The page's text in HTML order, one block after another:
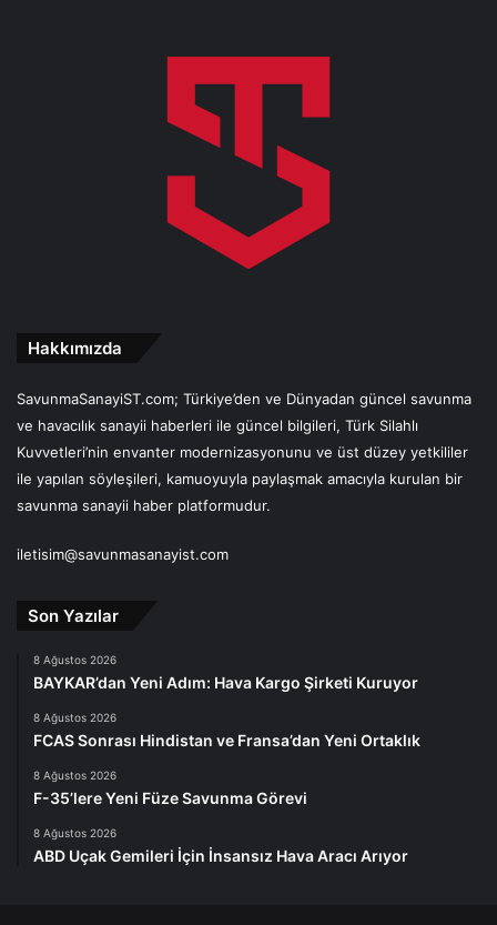
Hakkımızda
SavunmaSanayiST.com; Türkiye’den ve Dünyadan güncel savunma
ve havacılık sanayii haberleri ile güncel bilgileri, Türk Silahlı
Kuvvetleri’nin envanter modernizasyonunu ve üst düzey yetkililer
ile yapılan söyleşileri, kamuoyuyla paylaşmak amacıyla kurulan bir
savunma sanayii haber platformudur.
iletisim@savunmasanayist.com
Son Yazılar
8 Ağustos 2026
BAYKAR’dan Yeni Adım: Hava Kargo Şirketi Kuruyor
8 Ağustos 2026
FCAS Sonrası Hindistan ve Fransa’dan Yeni Ortaklık
8 Ağustos 2026
F-35’lere Yeni Füze Savunma Görevi
8 Ağustos 2026
ABD Uçak Gemileri İçin İnsansız Hava Aracı Arıyor